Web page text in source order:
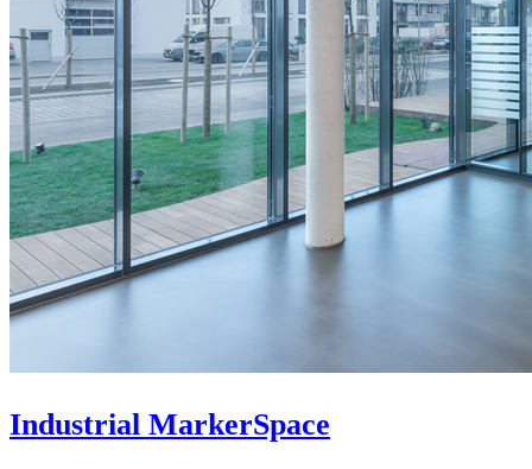
Industrial MarkerSpace